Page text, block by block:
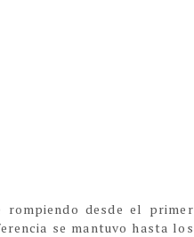
desde el primer
se mantuvo hasta los